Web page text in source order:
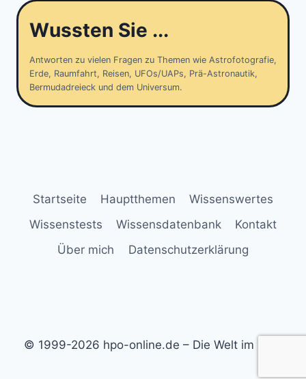
Wussten Sie ...
Antworten zu vielen Fragen zu Themen wie Astrofotografie,
Erde, Raumfahrt, Reisen, UFOs/UAPs, Prä-Astronautik,
Bermudadreieck und dem Universum.
Startseite Hauptthemen
Wissenswertes
Wissenstests
Wissensdatenbank
Kontakt
Über mich
Datenschutzerklärung
© 1999-2026 hpo-online.de – Die Welt im Blick